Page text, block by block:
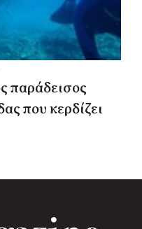
παράδεισος
που κερδίζει